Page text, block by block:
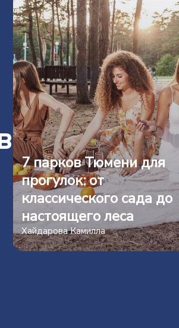
7 парков Тюмени для
прогулок: от
классического сада до
настоящего леса
Хайдарова Камилла